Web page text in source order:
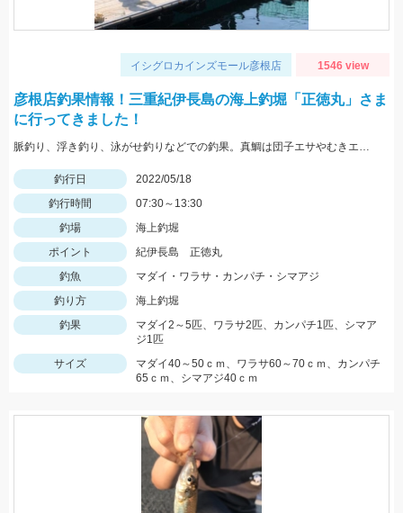
イシグロカインズモール彦根店 1546 view
彦根店釣果情報！三重紀伊長島の海上釣堀「正徳丸」さま
に行ってきました！
脈釣り、浮き釣り、泳がせ釣りなどでの釣果。真鯛は団子エサやむきエビ、冷凍ボケなどに好反応。青物はキビナゴや鰹のハラモなどでヒット。
釣行日
2022/05/18
釣行時間
07:30～13:30
釣場
海上釣堀
ポイント
紀伊長島 正徳丸
釣魚
マダイ・ワラサ・カンパチ・シマアジ
釣り方
海上釣堀
釣果
マダイ2～5匹、ワラサ2匹、カンパチ1匹、シマア
ジ1匹
サイズ
マダイ40～50ｃｍ、ワラサ60～70ｃｍ、カンパチ
65ｃｍ、シマアジ40ｃｍ